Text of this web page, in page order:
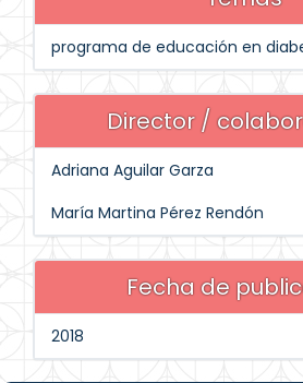
programa de educación en
Director /
Adriana Aguilar Garza
María Martina Pérez Rendón
Fecha de
2018